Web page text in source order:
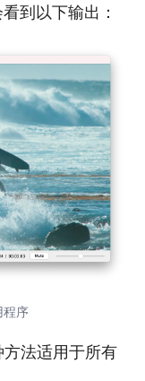
到以下输出：
程序
法适用于所有